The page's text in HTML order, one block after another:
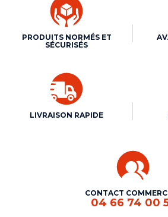
PRODUITS NORMÉS ET
SÉCURISÉS
LIVRAISON RAPIDE
CONTACT
04 66 74 00